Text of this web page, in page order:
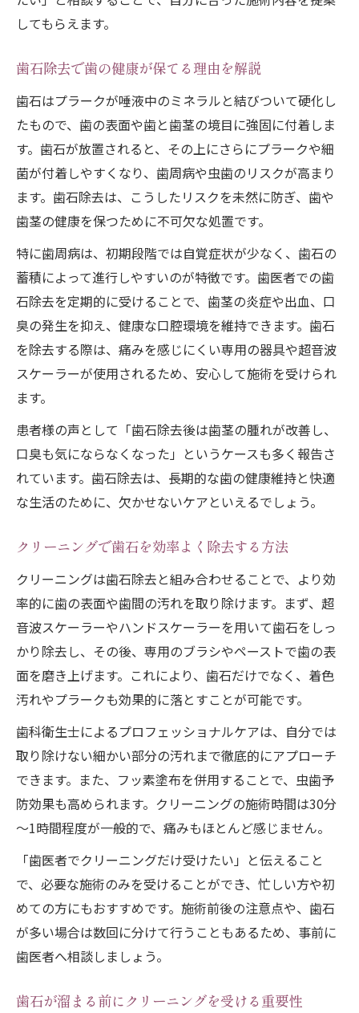
してもらえます。
歯石除去で歯の健康が保てる理由を解説
歯石はプラークが唾液中のミネラルと結びついて硬化し
たもので、歯の表面や歯と歯茎の境目に強固に付着しま
す。歯石が放置されると、その上にさらにプラークや細
菌が付着しやすくなり、歯周病や虫歯のリスクが高まり
ます。歯石除去は、こうしたリスクを未然に防ぎ、歯や
歯茎の健康を保つために不可欠な処置です。
特に歯周病は、初期段階では自覚症状が少なく、歯石の
蓄積によって進行しやすいのが特徴です。歯医者での歯
石除去を定期的に受けることで、歯茎の炎症や出血、口
臭の発生を抑え、健康な口腔環境を維持できます。歯石
を除去する際は、痛みを感じにくい専用の器具や超音波
スケーラーが使用されるため、安心して施術を受けられ
ます。
患者様の声として「歯石除去後は歯茎の腫れが改善し、
口臭も気にならなくなった」というケースも多く報告さ
れています。歯石除去は、長期的な歯の健康維持と快適
な生活のために、欠かせないケアといえるでしょう。
クリーニングで歯石を効率よく除去する方法
クリーニングは歯石除去と組み合わせることで、より効
率的に歯の表面や歯間の汚れを取り除けます。まず、超
音波スケーラーやハンドスケーラーを用いて歯石をしっ
かり除去し、その後、専用のブラシやペーストで歯の表
面を磨き上げます。これにより、歯石だけでなく、着色
汚れやプラークも効果的に落とすことが可能です。
歯科衛生士によるプロフェッショナルケアは、自分では
取り除けない細かい部分の汚れまで徹底的にアプローチ
できます。また、フッ素塗布を併用することで、虫歯予
防効果も高められます。クリーニングの施術時間は30分
～1時間程度が一般的で、痛みもほとんど感じません。
「歯医者でクリーニングだけ受けたい」と伝えること
で、必要な施術のみを受けることができ、忙しい方や初
めての方にもおすすめです。施術前後の注意点や、歯石
が多い場合は数回に分けて行うこともあるため、事前に
歯医者へ相談しましょう。
歯石が溜まる前にクリーニングを受ける重要性